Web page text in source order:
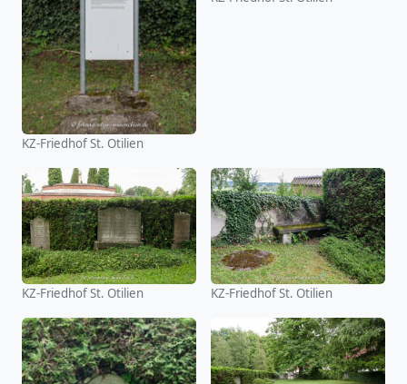
KZ-Friedhof St. Otilien
KZ-Friedhof St. Otilien KZ-Friedhof St. Otilien